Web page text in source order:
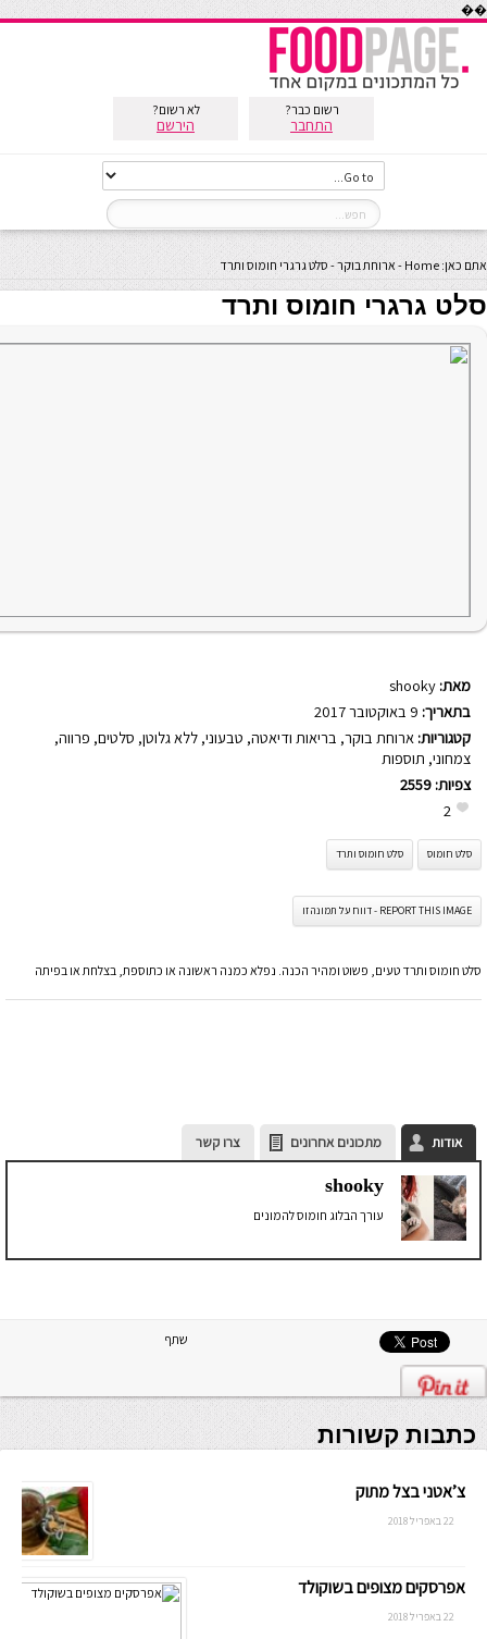
��
רשום כבר?
התחבר
לא רשום?
הירשם
אתם כאן: Home
- ארוחת בוקר- סלט גרגרי חומוס ותרד
סלט גרגרי חומוס ותרד
מאת: shooky
בתאריך:
קטגוריות: ארוחת בוקר, בריאות ודיאטה, טבעוני, ללא גלוטן, סלטים, פרווה,
צמחוני, תוספות
צפיות: 2559
2
סלט חומוס סלט חומוס ותרד
REPORT THIS IMAGE - דווח על תמונה זו
סלט חומוס ותרד טעים, פשוט ומהיר הכנה. נפלא כמנה ראשונה או כתוספת, בצלחת או בפיתה
אודות מתכונים אחרונים צרו קשר
shooky
עורך הבלוג חומוס להמונים
שתף
כתבות קשורות
צ’אטני בצל מתוק
22 באפריל 2018
אפרסקים מצופים בשוקולד
22 באפריל 2018